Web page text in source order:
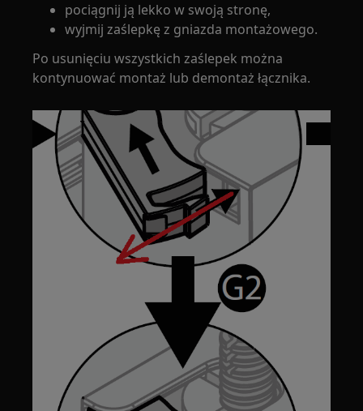
pociągnij ją lekko w swoją stronę,
wyjmij zaślepkę z gniazda montażowego.
Po usunięciu wszystkich zaślepek można
kontynuować montaż lub demontaż łącznika.